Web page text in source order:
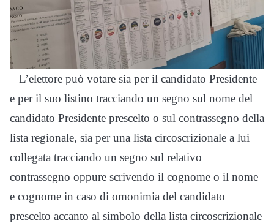
– L’elettore può votare sia per il candidato Presidente
e per il suo listino tracciando un segno sul nome del
candidato Presidente prescelto o sul contrassegno della
lista regionale, sia per una lista circoscrizionale a lui
collegata tracciando un segno sul relativo
contrassegno oppure scrivendo il cognome o il nome
e cognome in caso di omonimia del candidato
prescelto accanto al simbolo della lista circoscrizionale